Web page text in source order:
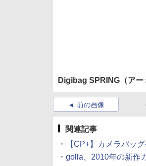
Digibag SPRING（アー
前の画像
関連記事
・
【CP+】カメラバッ
・ golla、2010年の新作